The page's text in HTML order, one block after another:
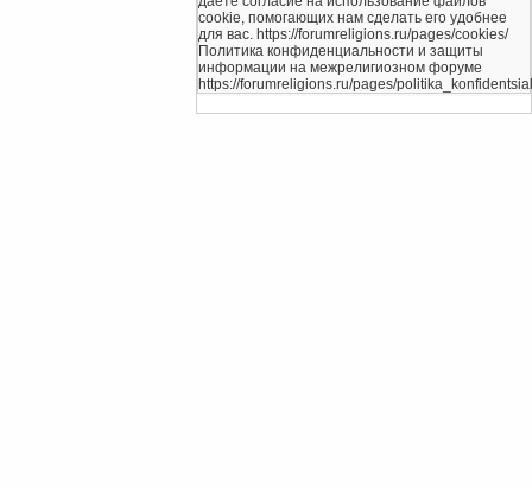
cookie, помогающих нам сделать его удобнее
для вас. https://forumreligions.ru/pages/cookies/
Политика конфиденциальности и защиты
информации на межрелигиозном форуме
https://forumreligions.ru/pages/